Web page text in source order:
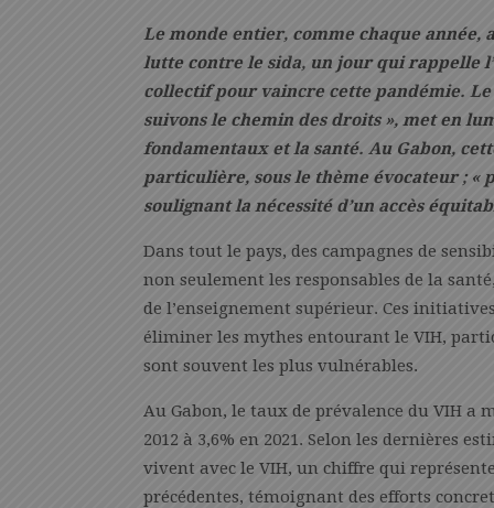
Le monde entier, comme chaque
lutte contre le sida, un jour qui rappelle
collectif pour vaincre cette pandémie. Le
suivons le chemin des droits », met en
fondamentaux et la santé. Au Gabon,
particulière, sous le thème évocateur ; «
soulignant la nécessité d’un accès
Dans tout le pays, des campagnes de
non seulement les responsables de la
de l’enseignement supérieur. Ces
éliminer les mythes entourant le VIH,
sont souvent les plus vulnérables.
Au Gabon, le taux de prévalence du VIH a
2012 à 3,6% en 2021. Selon les dernières
vivent avec le VIH, un chiffre qui
précédentes, témoignant des efforts